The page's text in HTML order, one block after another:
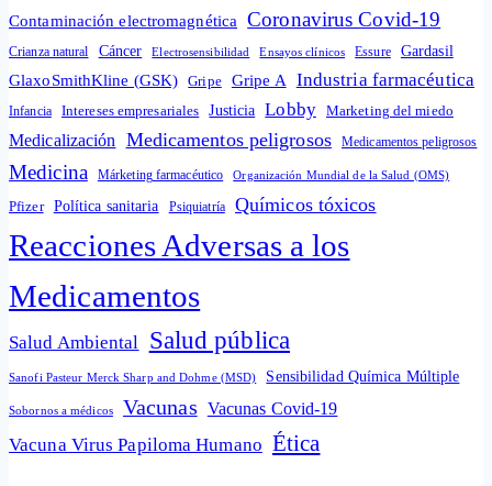
Contaminación electromagnética Coronavirus Covid-19
Crianza natural Cáncer Electrosensibilidad Ensayos clínicos Essure Gardasil
GlaxoSmithKline (GSK) Gripe Gripe A Industria farmacéutica
Infancia Intereses empresariales Justicia Lobby Marketing del miedo
Medicalización Medicamentos peligrosos Medicamentos peligrosos
Medicina Márketing farmacéutico Organización Mundial de la Salud (OMS)
Pfizer Política sanitaria Psiquiatría Químicos tóxicos
Reacciones Adversas a los
Medicamentos
Salud Ambiental Salud pública
Sanofi Pasteur Merck Sharp and Dohme (MSD) Sensibilidad Química Múltiple
Sobornos a médicos Vacunas Vacunas Covid-19
Vacuna Virus Papiloma Humano Ética